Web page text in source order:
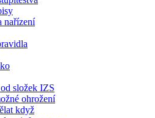
nařízení
složek IZS
ohrožení
když